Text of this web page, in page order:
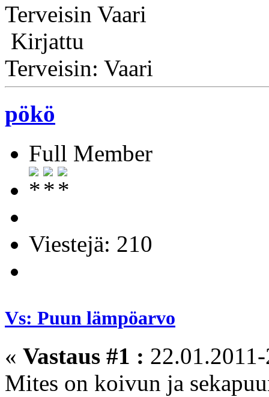
Terveisin Vaari
Kirjattu
Terveisin: Vaari
pökö
Full Member
Viestejä: 210
Vs: Puun lämpöarvo
« Vastaus #1 :
Mites on koivun ja